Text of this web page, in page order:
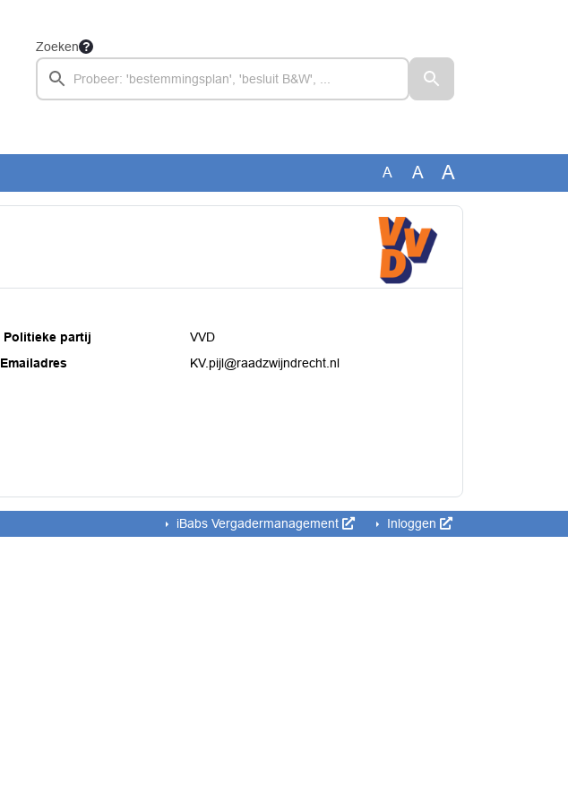
Zoeken
A A A
Politieke partij
VVD
Emailadres
KV.pijl@raadzwijndrecht.nl
iBabs Vergadermanagement Inloggen